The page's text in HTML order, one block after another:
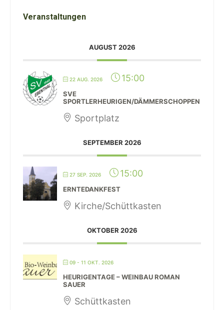
Veranstaltungen
AUGUST 2026
22 AUG. 2026 15:00
SVE
SPORTLERHEURIGEN/DÄMMERSCHOPPEN
Sportplatz
SEPTEMBER 2026
27 SEP. 2026 15:00
ERNTEDANKFEST
Kirche/Schüttkasten
OKTOBER 2026
09 - 11 OKT. 2026
HEURIGENTAGE – WEINBAU ROMAN
SAUER
Schüttkasten